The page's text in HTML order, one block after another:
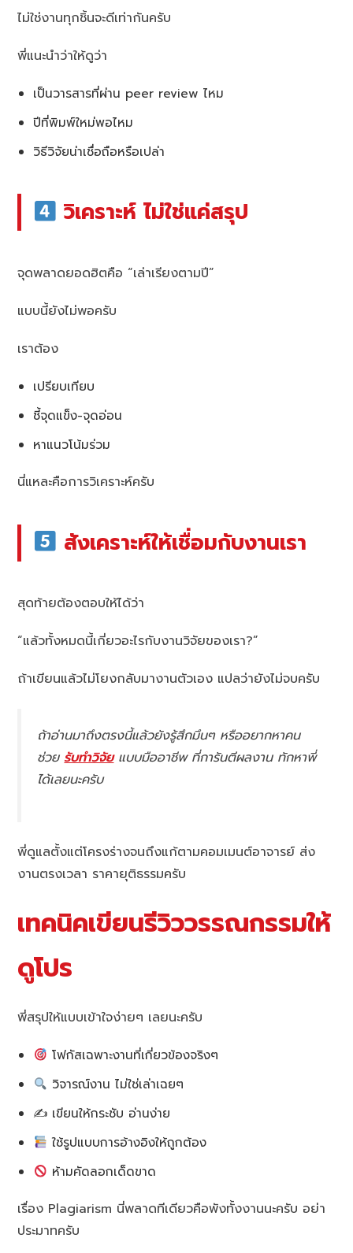
ไม่ใช่งานทุกชิ้นจะดีเท่ากันครับ
พี่แนะนำว่าให้ดูว่า
เป็นวารสารที่ผ่าน peer review ไหม
ปีที่พิมพ์ใหม่พอไหม
วิธีวิจัยน่าเชื่อถือหรือเปล่า
วิเคราะห์ ไม่ใช่แค่สรุป
จุดพลาดยอดฮิตคือ “เล่าเรียงตามปี”
แบบนี้ยังไม่พอครับ
เราต้อง
เปรียบเทียบ
ชี้จุดแข็ง-จุดอ่อน
หาแนวโน้มร่วม
นี่แหละคือการวิเคราะห์ครับ
สังเคราะห์ให้เชื่อมกับงานเรา
สุดท้ายต้องตอบให้ได้ว่า
“แล้วทั้งหมดนี้เกี่ยวอะไรกับงานวิจัยของเรา?”
ถ้าเขียนแล้วไม่โยงกลับมางานตัวเอง แปลว่ายังไม่จบครับ
ถ้าอ่านมาถึงตรงนี้แล้วยังรู้สึกมึนๆ หรืออยากหาคน
ช่วยรับทำวิจัยแบบมืออาชีพ ที่การันตีผลงาน ทักหาพี่
ได้เลยนะครับ
พี่ดูแลตั้งแต่โครงร่างจนถึงแก้ตามคอมเมนต์อาจารย์ ส่ง
งานตรงเวลา ราคายุติธรรมครับ
เทคนิคเขียนรีวิววรรณกรรมให้
ดูโปร
พี่สรุปให้แบบเข้าใจง่ายๆ เลยนะครับ
โฟกัสเฉพาะงานที่เกี่ยวข้องจริงๆ
วิจารณ์งาน ไม่ใช่เล่าเฉยๆ
✍️ เขียนให้กระชับ อ่านง่าย
ใช้รูปแบบการอ้างอิงให้ถูกต้อง
ห้ามคัดลอกเด็ดขาด
เรื่อง Plagiarism นี่พลาดทีเดียวคือพังทั้งงานนะครับ อย่า
ประมาทครับ